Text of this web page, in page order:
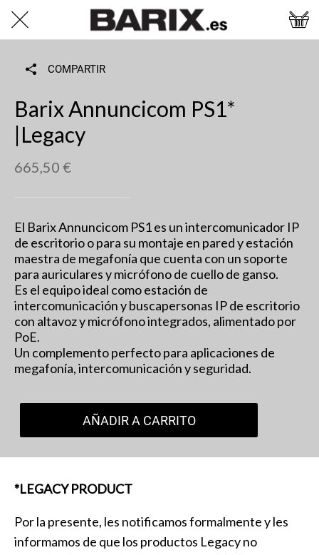
COMPARTIR
Barix Annuncicom PS1*
|Legacy
665,50 €
El Barix Annuncicom PS1 es un intercomunicador IP
de escritorio o para su montaje en pared y estación
maestra de megafonía que cuenta con un soporte
para auriculares y micrófono de cuello de ganso.
Es el equipo ideal como estación de
intercomunicación y buscapersonas IP de escritorio
con altavoz y micrófono integrados, alimentado por
PoE.
Un complemento perfecto para aplicaciones de
megafonía, intercomunicación y seguridad.
AÑADIR A CARRITO
*LEGACY PRODUCT
Por la presente, les notificamos formalmente y les
informamos de que los productos Legacy no